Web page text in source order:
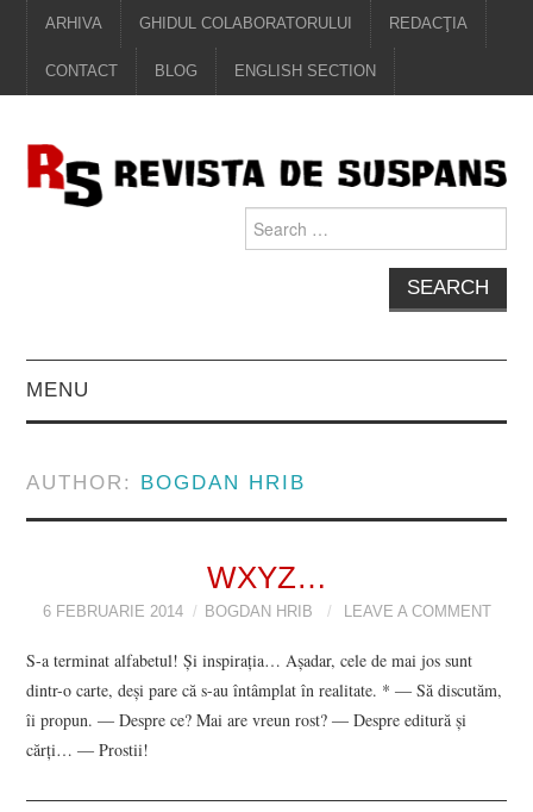
ARHIVA GHIDUL COLABORATORULUI REDACŢIA
CONTACT BLOG ENGLISH SECTION
for:
MENU
VIZIUNI ȘI SPECTRE
CARTE & FILM
SUSPANS
AUTHOR: BOGDAN HRIB
WXYZ…
6 FEBRUARIE 2014 BOGDAN HRIB LEAVE A COMMENT
S-a terminat alfabetul! Şi inspiraţia… Aşadar, cele de mai jos sunt
dintr-o carte, deşi pare că s-au întâmplat în realitate. * ― Să discutăm,
îi propun. ― Despre ce? Mai are vreun rost? ― Despre editură şi
cărţi… ― Prostii!